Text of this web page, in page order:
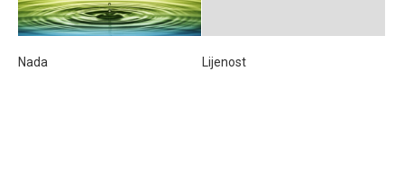
Nada Lijenost